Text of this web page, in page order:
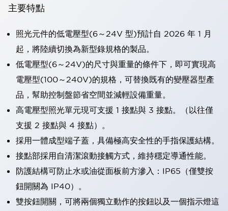
主要特點
照光元件的低電壓型(6～24V 型)預計自 2026 年 1 月
起，將陸續切換為新型錄規格的製品。
低電壓型(6～24V)的尺寸與重量的條件下，即可實現高
電壓型(100～240V)的規格，可替換既有的變壓器型產
品，幫助控制盤節省空間並減輕設備重量。
高電壓型照光單元現可支援 1 接點與 3 接點。（以往僅
支援 2 接點與 4 接點）。
採用一體成型端子蓋，具備極高安全性的手指保護結構。
接點部採用自清潔滾動接觸方式，維持穩定導通性能。
防護結構可防止水或油從面板前方滲入：IP65（僅雙按
鈕開關為 IP40）。
雙按鈕開關，可將兩個獨立動作的按鈕以及一個指示燈這